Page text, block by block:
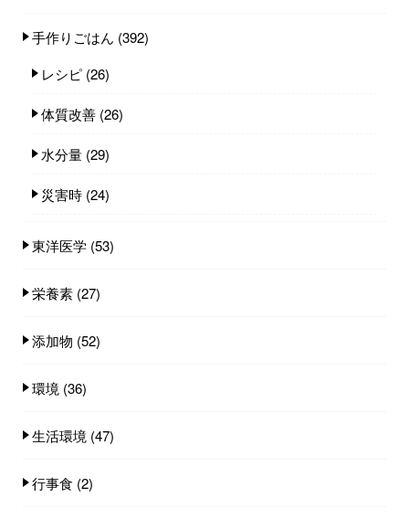
手作りごはん (392)
レシピ (26)
体質改善 (26)
水分量 (29)
災害時 (24)
東洋医学 (53)
栄養素 (27)
添加物 (52)
環境 (36)
生活環境 (47)
行事食 (2)